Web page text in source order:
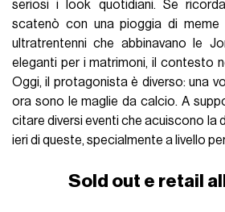
seriosi i look quotidiani. Se
scatenò con una pioggia di meme
ultratrentenni che abbinavano le
eleganti per i matrimoni, il contesto
Oggi, il protagonista è diverso: una
ora sono le maglie da calcio. A
citare diversi eventi che acuiscono la
ieri di queste, specialmente a livello
Sold out e retail